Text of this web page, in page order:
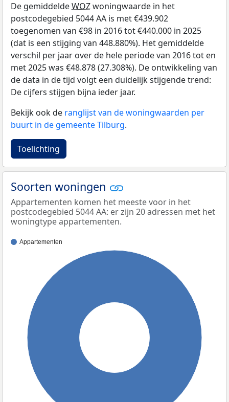
De gemiddeldeWOZwoningwaarde in het
postcodegebied 5044 AA is met €439.902
toegenomen van €98 in 2016 tot €440.000 in 2025
(dat is een stijging van 448.880%). Het gemiddelde
verschil per jaar over de hele periode van 2016 tot en
met 2025 was €48.878 (27.308%). De ontwikkeling van
de data in de tijd volgt een duidelijk stijgende trend:
De cijfers stijgen bijna ieder jaar.
Bekijk ook de ranglijst van de woningwaarden per
buurt in de gemeente Tilburg.
Toelichting
Soorten woningen
Appartementen komen het meeste voor in het
postcodegebied 5044 AA: er zijn 20 adressen met het
woningtype appartementen.
Appartementen